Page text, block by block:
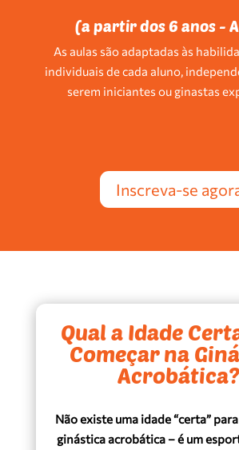
(a partir dos 6 anos -
As aulas são adaptadas às
individuais de cada aluno,
serem iniciantes ou ginastas
Inscreva-se
Qual a Idade
Começar na
Acrobática?
Não existe uma idade “certa”
ginástica acrobática – é um